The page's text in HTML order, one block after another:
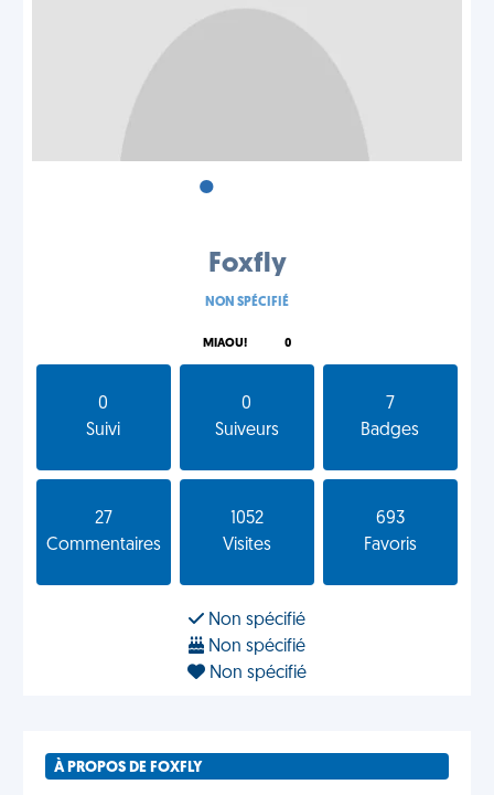
•
Foxfly
NON SPÉCIFIÉ
MIAOU! 0
0
Suivi
0
Suiveurs
7
Badges
27
Commentaires
1052
Visites
693
Favoris
Non spécifié
Non spécifié
Non spécifié
À PROPOS DE FOXFLY